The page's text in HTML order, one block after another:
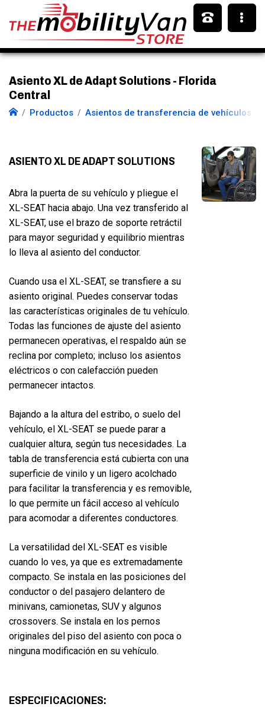
Asiento XL de Adapt Solutions - Florida
Central
Productos Asientos de transferencia de vehículos
ASIENTO XL DE ADAPT SOLUTIONS
Abra la puerta de su vehículo y pliegue el
XL-SEAT hacia abajo. Una vez transferido al
XL-SEAT, use el brazo de soporte retráctil
para mayor seguridad y equilibrio mientras
lo lleva al asiento del conductor.
Cuando usa el XL-SEAT, se transfiere a su
asiento original. Puedes conservar todas
las características originales de tu vehículo.
Todas las funciones de ajuste del asiento
permanecen operativas, el respaldo aún se
reclina por completo; incluso los asientos
eléctricos o con calefacción pueden
permanecer intactos.
Bajando a la altura del estribo, o suelo del
vehículo, el XL-SEAT se puede parar a
cualquier altura, según tus necesidades. La
tabla de transferencia está cubierta con una
superficie de vinilo y un ligero acolchado
para facilitar la transferencia y es removible,
lo que permite un fácil acceso al vehículo
para acomodar a diferentes conductores.
La versatilidad del XL-SEAT es visible
cuando lo ves, ya que es extremadamente
compacto. Se instala en las posiciones del
conductor o del pasajero delantero de
minivans, camionetas, SUV y algunos
crossovers. Se instala en los pernos
originales del piso del asiento con poca o
ninguna modificación en su vehículo.
ESPECIFICACIONES: